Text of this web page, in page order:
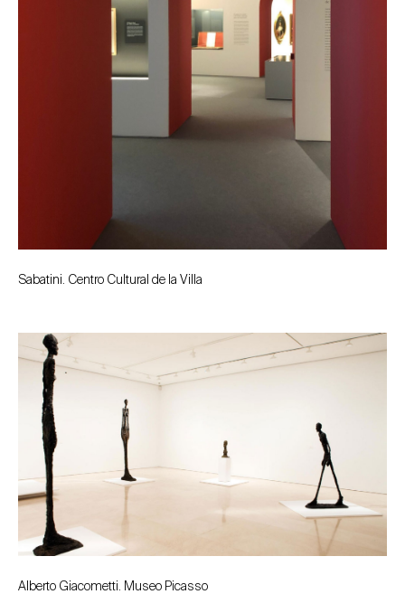
Sabatini. Centro Cultural de la Villa
Alberto Giacometti. Museo Picasso